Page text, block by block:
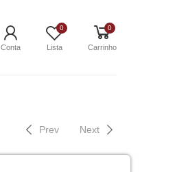
Conta
0
Lista
0
Carrinho
Prev Next